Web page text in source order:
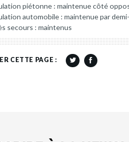
piétonne : maintenue côté
automobile : maintenue par
secours : maintenus
CETTE PAGE :